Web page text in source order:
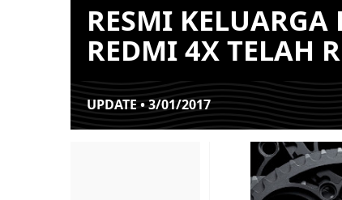
RESMI
REDMI 4X TELAH
UPDATE • 3/01/2017